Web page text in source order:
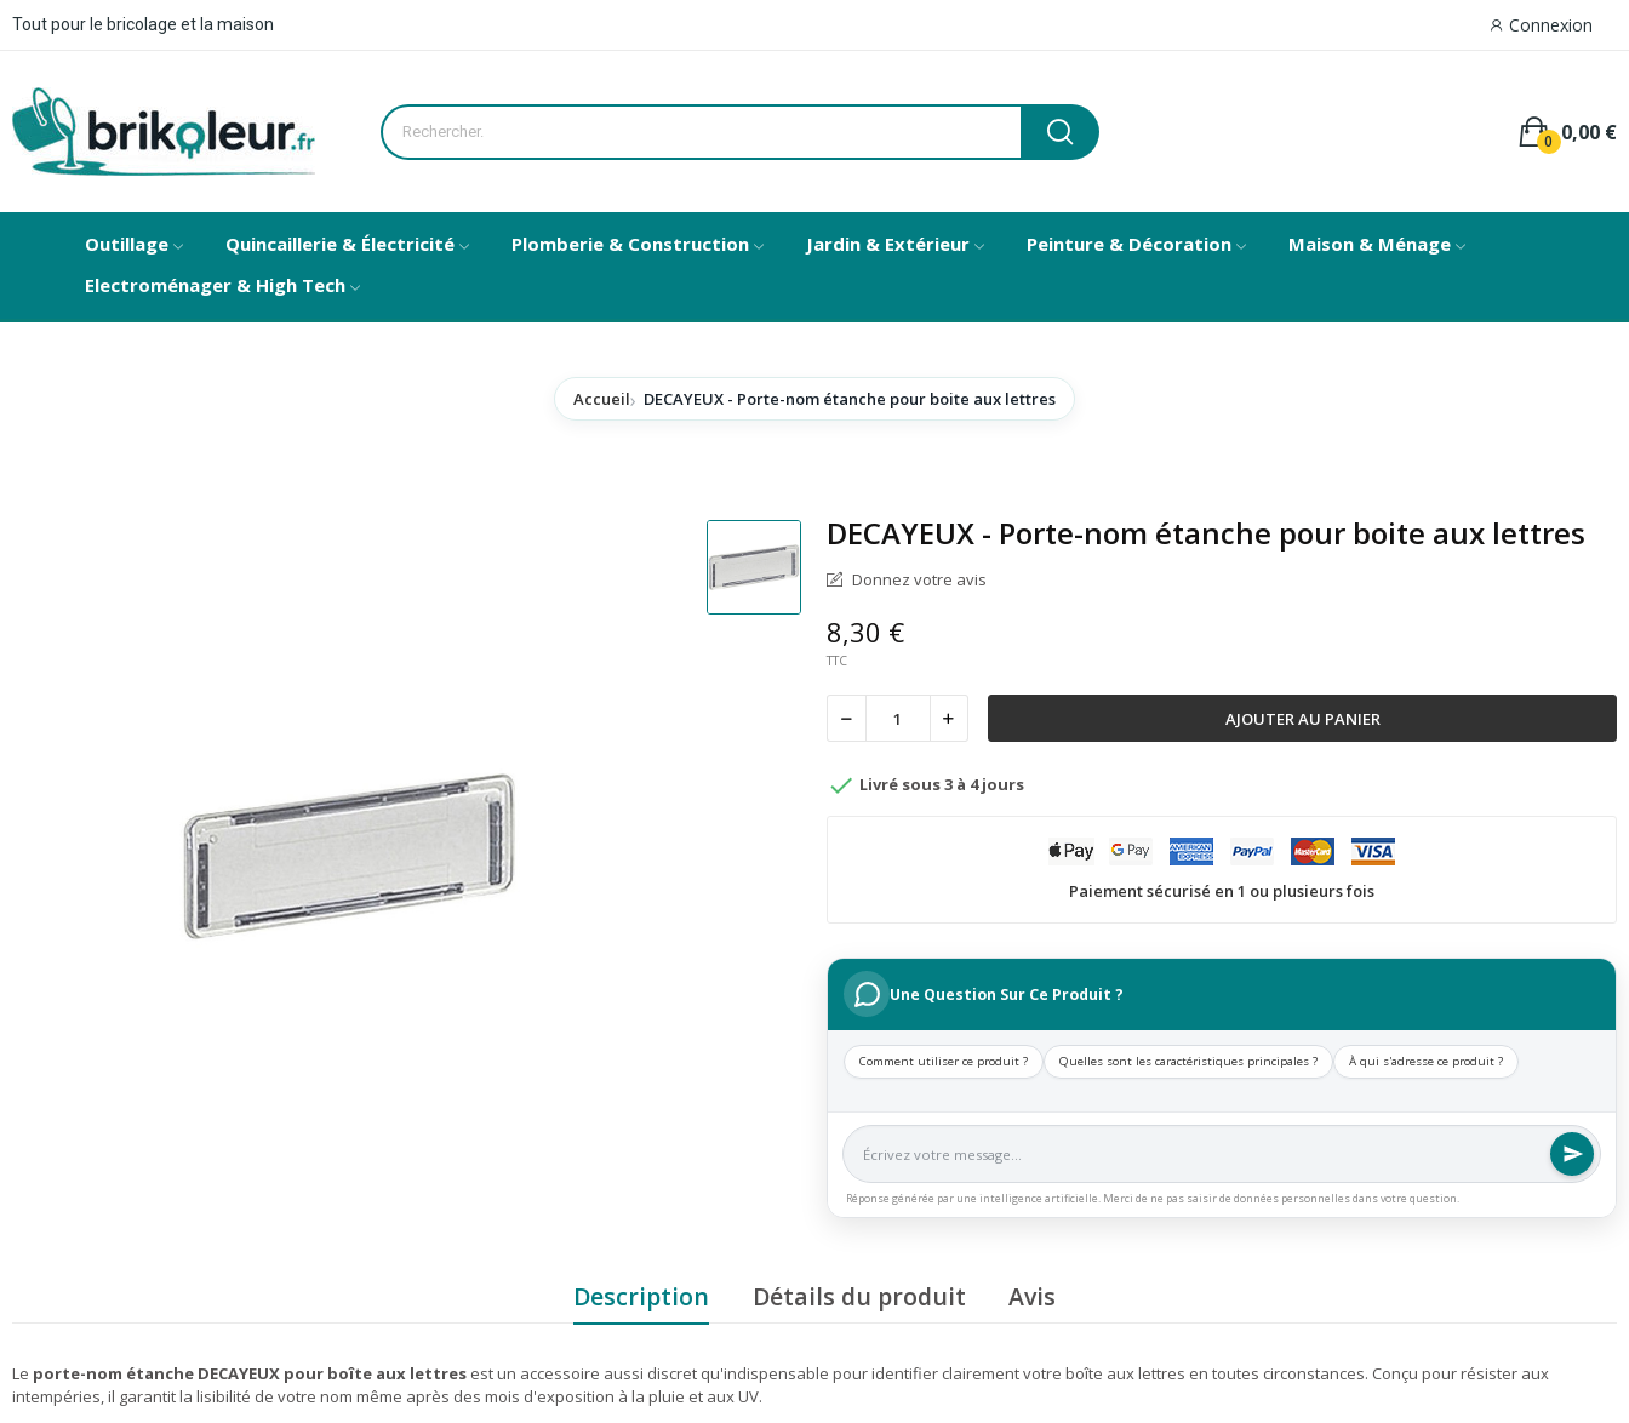
Tout pour le bricolage et la maison Connexion
0,00 €
0
Outillage Quincaillerie & Électricité Plomberie & Construction Jardin & Extérieur Peinture & Décoration
Maison & Ménage
Electroménager & High Tech
Accueil DECAYEUX - Porte-nom étanche pour boite aux lettres
DECAYEUX - Porte-nom étanche pour boite aux lettres
Donnez votre avis
8,30 €
TTC
AJOUTER AU PANIER
 Livré sous 3 à 4 jours
Paiement sécurisé en 1 ou plusieurs fois
Une Question Sur Ce Produit ?
Comment utiliser ce produit ? Quelles sont les caractéristiques principales ? À qui s'adresse ce produit ?
Réponse générée par une intelligence artificielle. Merci de ne pas saisir de données personnelles dans votre question.
Description Détails du produit Avis
Le porte-nom étanche DECAYEUX pour boîte aux lettres est un accessoire aussi discret qu'indispensable pour identifier clairement votre boîte aux lettres en toutes circonstances. Conçu pour résister aux
intempéries, il garantit la lisibilité de votre nom même après des mois d'exposition à la pluie et aux UV.